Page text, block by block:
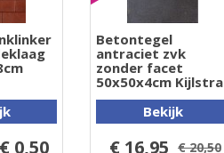
€ 0,50
Betontegel
antraciet zvk
zonder facet
50x50x4cm Kijlstra
Bekijk
€ 16,95 € 20,50